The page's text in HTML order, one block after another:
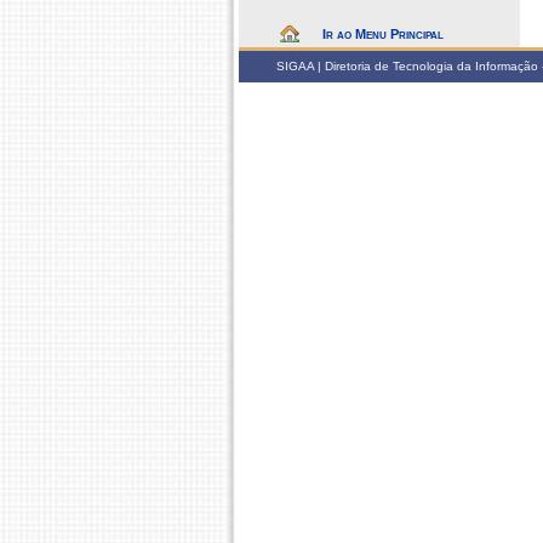
Ir ao Menu Principal
SIGAA | Diretoria de Tecnologia da